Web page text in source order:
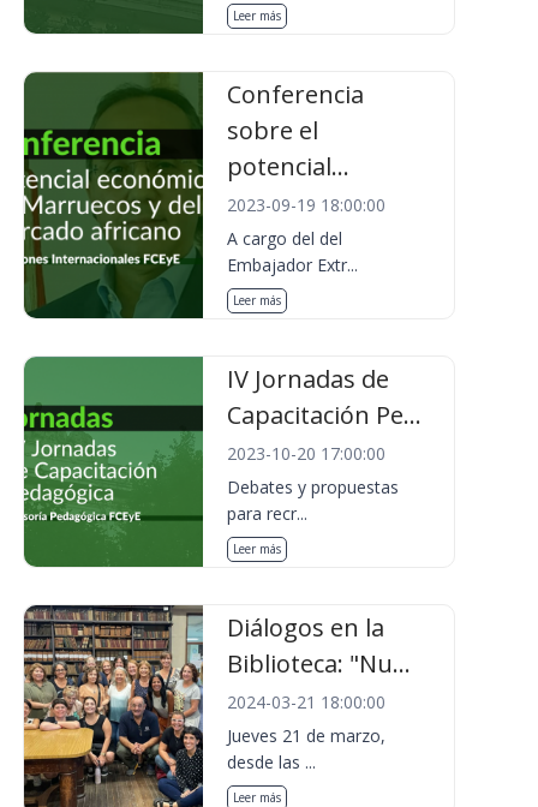
Leer más
Conferencia
sobre el
potencial...
2023-09-19 18:00:00
A cargo del del
Embajador Extr...
Leer más
IV Jornadas de
Capacitación Pe...
2023-10-20 17:00:00
Debates y propuestas
para recr...
Leer más
Diálogos en la
Biblioteca: "Nu...
2024-03-21 18:00:00
Jueves 21 de marzo,
desde las ...
Leer más